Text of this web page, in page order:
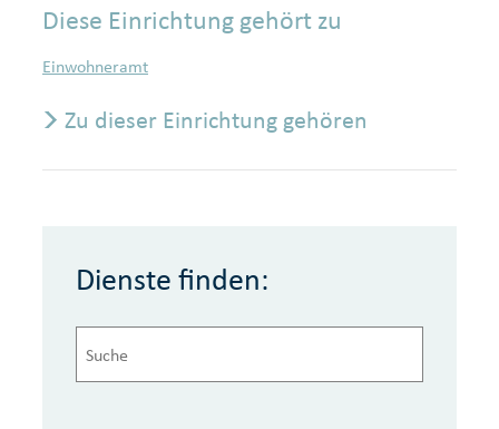
Diese Einrichtung gehört zu
Einwohneramt
Zu dieser Einrichtung gehören
Dienste finden: